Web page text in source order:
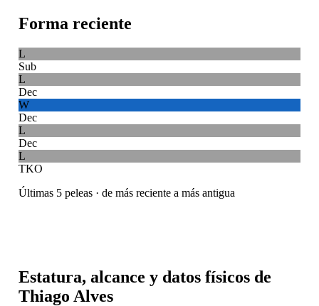
Forma reciente
L
Sub
L
Dec
W
Dec
L
Dec
L
TKO
Últimas 5 peleas · de más reciente a más antigua
Estatura, alcance y datos físicos de
Thiago Alves